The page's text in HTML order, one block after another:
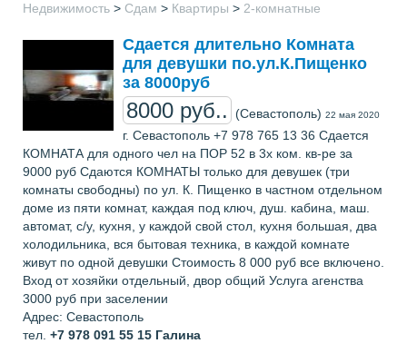
Недвижимость > Сдам > Квартиры > 2-комнатные
Сдается длительно Комната
для девушки по.ул.К.Пищенко
за 8000руб
8000 руб.. (Севастополь) 22 мая 2020
г. Севастополь +7 978 765 13 36 Сдается
КОМНАТА для одного чел на ПОР 52 в 3х ком. кв-ре за
9000 руб Сдаются КОМНАТЫ только для девушек (три
комнаты свободны) по ул. К. Пищенко в частном отдельном
доме из пяти комнат, каждая под ключ, душ. кабина, маш.
автомат, с/у, кухня, у каждой свой стол, кухня большая, два
холодильника, вся бытовая техника, в каждой комнате
живут по одной девушки Стоимость 8 000 руб все включено.
Вход от хозяйки отдельный, двор общий Услуга агенства
3000 руб при заселении
Адрес: Севастополь
тел. +7 978 091 55 15 Галина